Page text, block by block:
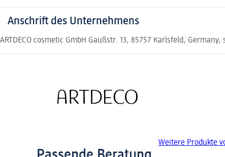
Anschrift des Unternehmens
ARTDECO cosmetic GmbH Gaußstr. 13, 85757 Karlsfeld,
Weitere Produkte